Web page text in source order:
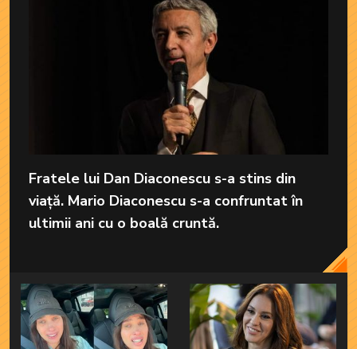
Fratele lui Dan Diaconescu s-a stins din
viață. Mario Diaconescu s-a confruntat în
ultimii ani cu o boală cruntă.